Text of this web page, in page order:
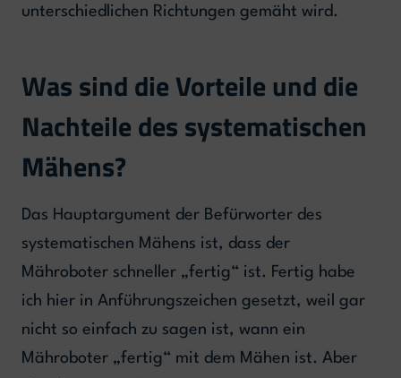
unterschiedlichen Richtungen gemäht wird.
Was sind die Vorteile und die
Nachteile des systematischen
Mähens?
Das Hauptargument der Befürworter des
systematischen Mähens ist, dass der
Mähroboter schneller „fertig“ ist. Fertig habe
ich hier in Anführungszeichen gesetzt, weil gar
nicht so einfach zu sagen ist, wann ein
Mähroboter „fertig“ mit dem Mähen ist. Aber